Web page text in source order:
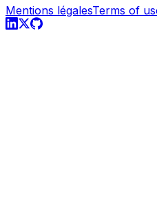
Mentions légalesTerms of